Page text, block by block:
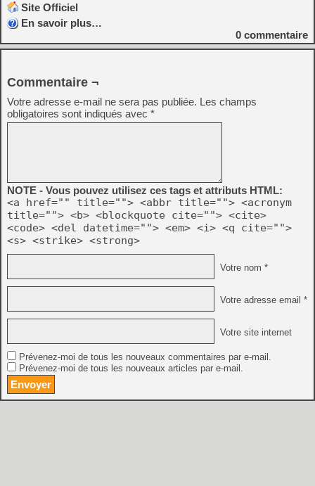
Site Officiel
En savoir plus…
0 commentaire
Commentaire ¬
Votre adresse e-mail ne sera pas publiée. Les champs
obligatoires sont indiqués avec *
NOTE - Vous pouvez utilisez ces tags et attributs HTML:
<a href="" title=""> <abbr title=""> <acronym
title=""> <b> <blockquote cite=""> <cite>
<code> <del datetime=""> <em> <i> <q cite="">
<s> <strike> <strong>
Votre nom *
Votre adresse email *
Votre site internet
Prévenez-moi de tous les nouveaux commentaires par e-mail.
Prévenez-moi de tous les nouveaux articles par e-mail.